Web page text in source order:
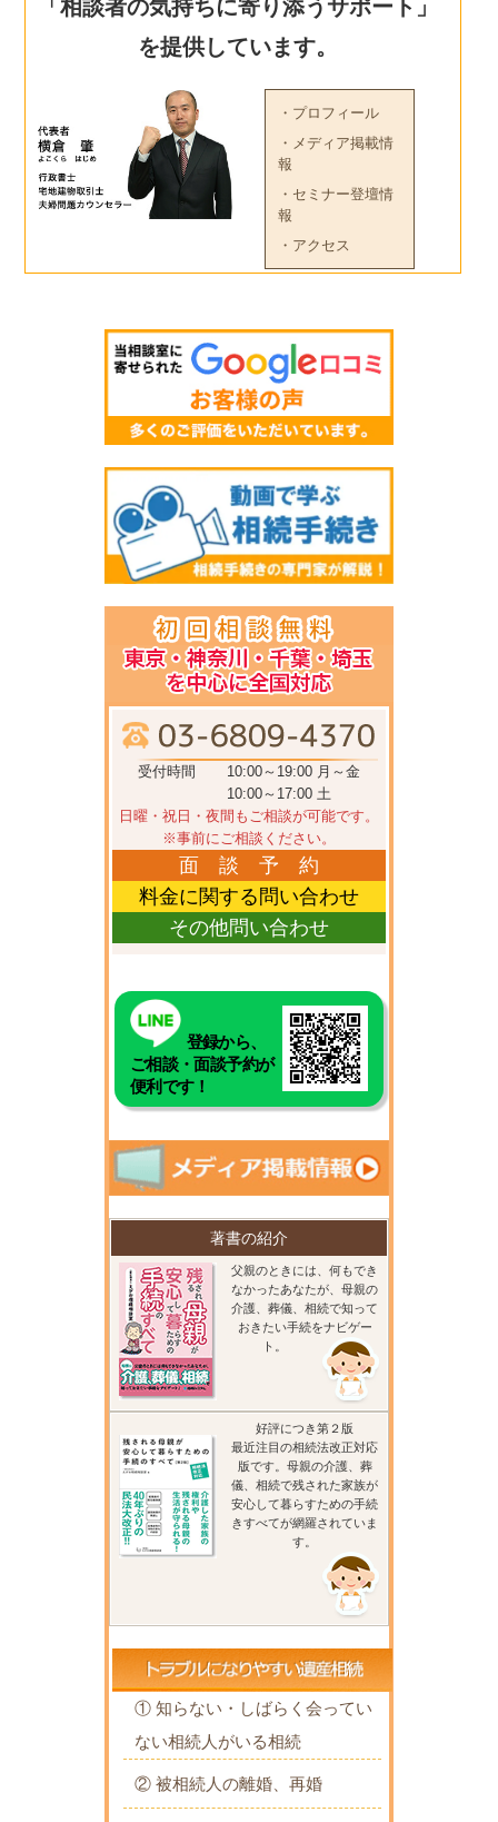
「相談者の気持ちに寄り添うサポート」
を提供しています。
・プロフィール
・メディア掲載情
報
・セミナー登壇情
報
・アクセス
受付時間
10:00～19:00 月～金
10:00～17:00 土
日曜・祝日・夜間もご相談が可能です。
※事前にご相談ください。
面 談 予 約
料金に関する問い合わせ
その他問い合わせ
登録から、
ご相談・面談予約が
便利です！
著書の紹介
父親のときには、何もでき
なかったあなたが、母親の
介護、葬儀、相続で知って
おきたい手続をナビゲー
ト。
好評につき第２版
最近注目の相続法改正対応
版です。母親の介護、葬
儀、相続で残された家族が
安心して暮らすための手続
きすべてが網羅されていま
す。
① 知らない・しばらく会ってい
ない相続人がいる相続
② 被相続人の離婚、再婚